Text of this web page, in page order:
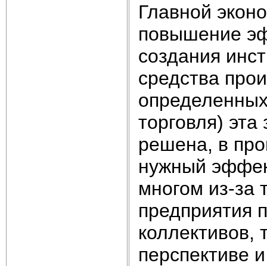
Главной
повышение
создания
средства
торговля)
решена, в
нужный
многом из-за
предприятия
коллективов,
перспективе